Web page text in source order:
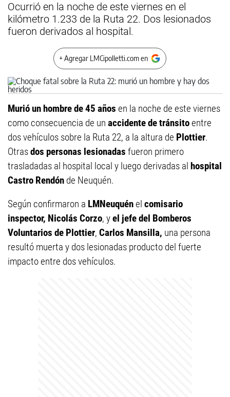
Ocurrió en la noche de este viernes en el
kilómetro 1.233 de la Ruta 22. Dos lesionados
fueron derivados al hospital.
+ Agregar LMCipolletti.com en
Murió un hombre de 45 años en la noche de este viernes
como consecuencia de un accidente de tránsitoentre
dos vehículos sobre la Ruta 22, a la altura de Plottier.
Otrasdos personas lesionadas fueron primero
trasladadas al hospital local y luego derivadas al hospital
Castro Rendón de Neuquén.
Según confirmaron a LMNeuquénel comisario
inspector, Nicolás Corzo, yel jefe del Bomberos
Voluntarios de Plottier, Carlos Mansilla, una persona
resultó muerta y dos lesionadas producto del fuerte
impacto entre dos vehículos.